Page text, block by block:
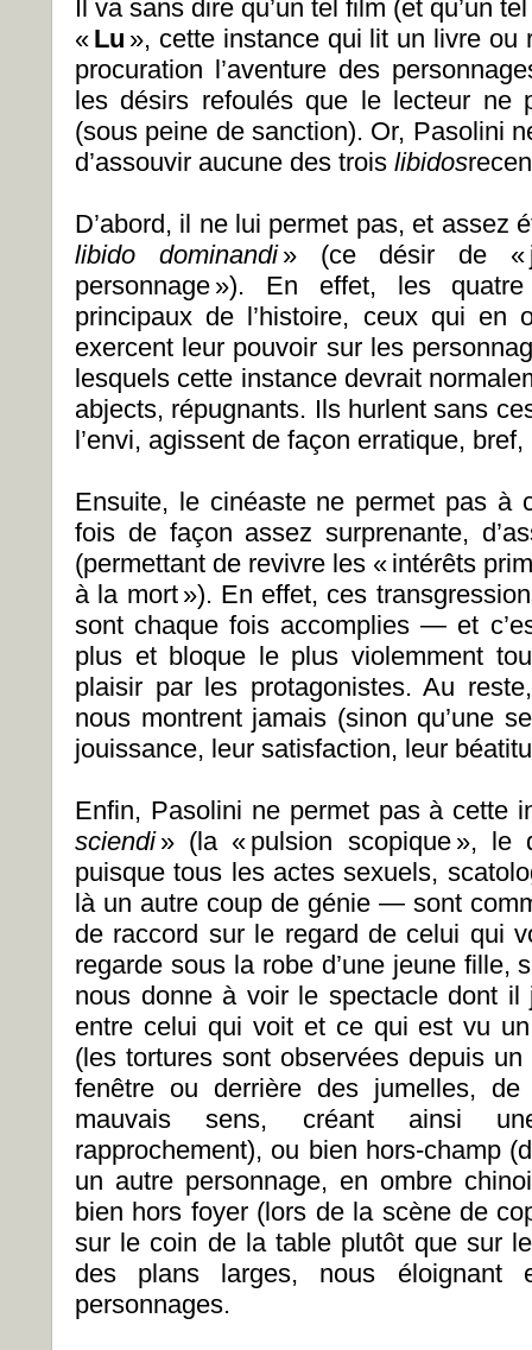
Il va sans dire qu’un tel film (et qu’un
« Lu », cette instance qui lit un livre ou
procuration l’aventure des
les désirs refoulés que le lecteur ne
(sous peine de sanction). Or, Pasolini
d’assouvir aucune des trois libidos
D’abord, il ne lui permet pas, et assez
libido dominandi» (ce désir de «
personnage »). En effet, les
principaux de l’histoire, ceux qui en
exercent leur pouvoir sur les
lesquels cette instance devrait
abjects, répugnants. Ils hurlent sans
l’envi, agissent de façon erratique,
Ensuite, le cinéaste ne permet pas à
fois de façon assez surprenante,
(permettant de revivre les « intérêts
à la mort »). En effet, ces
sont chaque fois accomplies — et
plus et bloque le plus violemment
plaisir par les protagonistes. Au
nous montrent jamais (sinon qu’une
jouissance, leur satisfaction, leur
Enfin, Pasolini ne permet pas à cette
sciendi» (la « pulsion scopique »,
puisque tous les actes sexuels,
là un autre coup de génie — sont
de raccord sur le regard de celui qui
regarde sous la robe d’une jeune fille,
nous donne à voir le spectacle dont
entre celui qui voit et ce qui est vu
(les tortures sont observées depuis
fenêtre ou derrière des jumelles,
mauvais sens, créant ainsi
rapprochement), ou bien hors-champ
un autre personnage, en ombre
bien hors foyer (lors de la scène de
sur le coin de la table plutôt que sur
des plans larges, nous éloignant
personnages.